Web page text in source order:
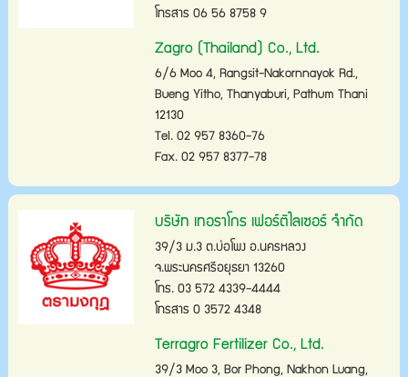
โทรสาร 06 56 8758 9
Zagro (Thailand) Co., Ltd.
6/6 Moo 4, Rangsit-Nakornnayok Rd.,
Bueng Yitho, Thanyaburi, Pathum Thani
12130
Tel. 02 957 8360-76
Fax. 02 957 8377-78
บริษัท เทอราโกร เฟอร์ติไลเซอร์ จำกัด
39/3 ม.3 ต.บ่อโพง อ.นครหลวง
จ.พระนครศรีอยุธยา 13260
โทร. 03 572 4339-4444
โทรสาร 0 3572 4348
Terragro Fertilizer Co., Ltd.
39/3 Moo 3, Bor Phong, Nakhon Luang,